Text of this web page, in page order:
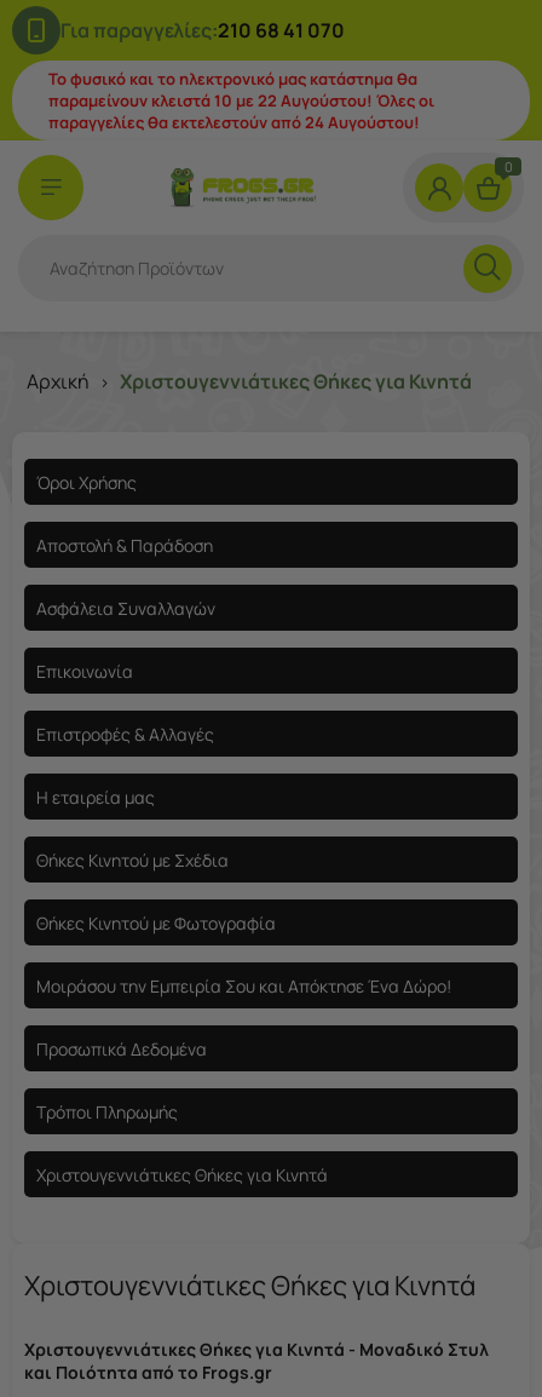
Για παραγγελίες:210 68 41 070
Το φυσικό και το ηλεκτρονικό μας κατάστημα θα
παραμείνουν κλειστά 10 με 22 Αυγούστου! Όλες οι
παραγγελίες θα εκτελεστούν από 24 Αυγούστου!
0
Αρχική > Χριστουγεννιάτικες Θήκες για Κινητά
Όροι Χρήσης
Αποστολή & Παράδοση
Ασφάλεια Συναλλαγών
Επικοινωνία
Επιστροφές & Αλλαγές
Η εταιρεία μας
Θήκες Κινητού με Σχέδια
Θήκες Κινητού με Φωτογραφία
Μοιράσου την Εμπειρία Σου και Απόκτησε Ένα Δώρο!
Προσωπικά Δεδομένα
Τρόποι Πληρωμής
Χριστουγεννιάτικες Θήκες για Κινητά
Χριστουγεννιάτικες Θήκες για Κινητά
Χριστουγεννιάτικες Θήκες για Κινητά - Μοναδικό Στυλ
και Ποιότητα από το Frogs.gr